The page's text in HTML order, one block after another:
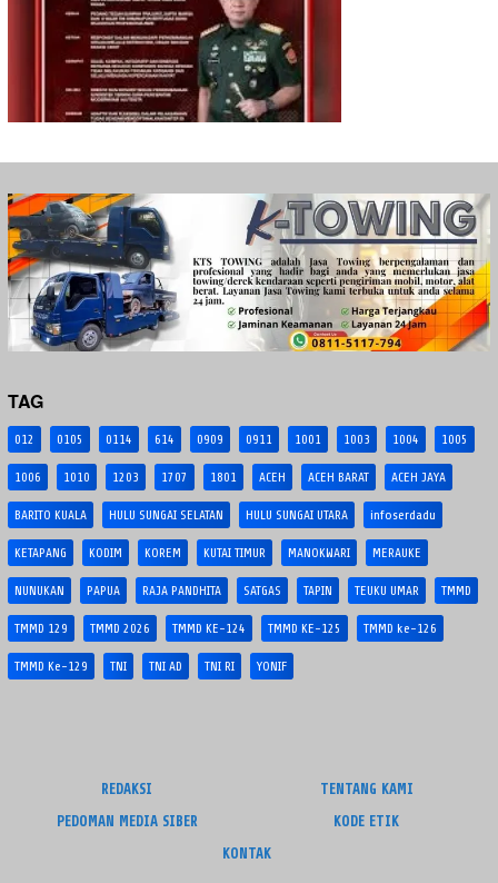
TAG
012 0105 0114 614 0909 0911 1001 1003 1004 1005
1006 1010 1203 1707 1801 ACEH ACEH BARAT ACEH JAYA
BARITO KUALA HULU SUNGAI SELATAN HULU SUNGAI UTARA infoserdadu
KETAPANG KODIM KOREM KUTAI TIMUR MANOKWARI MERAUKE
NUNUKAN PAPUA RAJA PANDHITA SATGAS TAPIN TEUKU UMAR TMMD
TMMD 129 TMMD 2026 TMMD KE-124 TMMD KE-125 TMMD ke-126
TMMD Ke-129 TNI TNI AD TNI RI YONIF
REDAKSI
TENTANG KAMI
PEDOMAN MEDIA SIBER
KODE ETIK
KONTAK